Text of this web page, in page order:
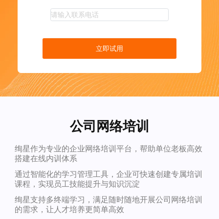
立即试用
公司网络培训
绚星作为专业的企业网络培训平台，帮助单位老板高效
搭建在线内训体系
通过智能化的学习管理工具，企业可快速创建专属培训
课程，实现员工技能提升与知识沉淀
绚星支持多终端学习，满足随时随地开展公司网络培训
的需求，让人才培养更简单高效